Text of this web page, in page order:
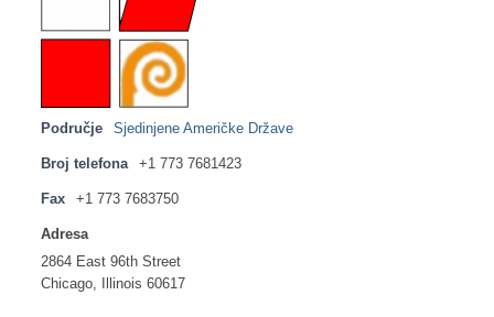
Područje Sjedinjene Američke Države
Broj telefona +1 773 7681423
Fax +1 773 7683750
Adresa
2864 East 96th Street
Chicago, Illinois 60617